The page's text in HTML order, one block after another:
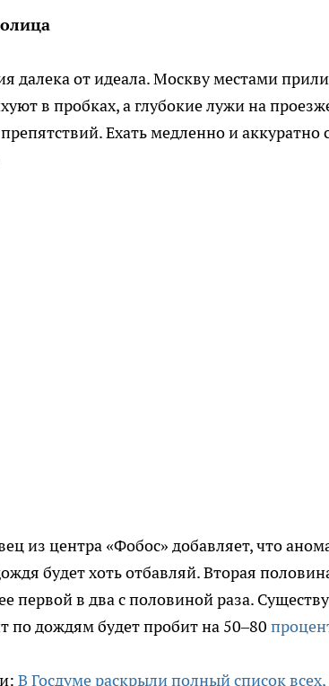
далека от идеала. Москву местами
в пробках, а глубокие лужи на
Ехать медленно и аккуратно
из центра «Фобос» добавляет, что
будет хоть отбавляй. Вторая
первой в два с половиной раза.
по дождям будет пробит на 50–80
В Госдуме раскрыли полный список